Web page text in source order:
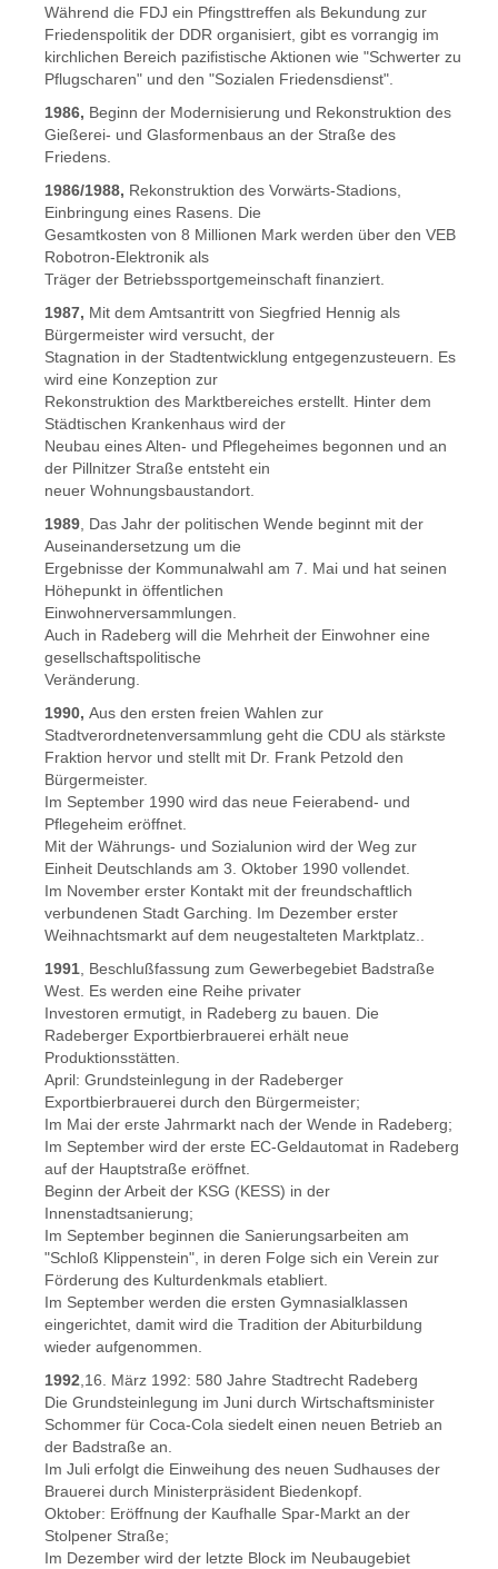
Während die FDJ ein Pfingsttreffen als Bekundung zur
Friedenspolitik der DDR organisiert, gibt es vorrangig im
kirchlichen Bereich pazifistische Aktionen wie "Schwerter zu
Pflugscharen" und den "Sozialen Friedensdienst".
1986, Beginn der Modernisierung und Rekonstruktion des
Gießerei- und Glasformenbaus an der Straße des
Friedens.
1986/1988, Rekonstruktion des Vorwärts-Stadions,
Einbringung eines Rasens. Die
Gesamtkosten von 8 Millionen Mark werden über den VEB
Robotron-Elektronik als
Träger der Betriebssportgemeinschaft finanziert.
1987, Mit dem Amtsantritt von Siegfried Hennig als
Bürgermeister wird versucht, der
Stagnation in der Stadtentwicklung entgegenzusteuern. Es
wird eine Konzeption zur
Rekonstruktion des Marktbereiches erstellt. Hinter dem
Städtischen Krankenhaus wird der
Neubau eines Alten- und Pflegeheimes begonnen und an
der Pillnitzer Straße entsteht ein
neuer Wohnungsbaustandort.
1989 , Das Jahr der politischen Wende beginnt mit der
Auseinandersetzung um die
Ergebnisse der Kommunalwahl am 7. Mai und hat seinen
Höhepunkt in öffentlichen
Einwohnerversammlungen.
Auch in Radeberg will die Mehrheit der Einwohner eine
gesellschaftspolitische
Veränderung.
1990, Aus den ersten freien Wahlen zur
Stadtverordnetenversammlung geht die CDU als stärkste
Fraktion hervor und stellt mit Dr. Frank Petzold den
Bürgermeister.
Im September 1990 wird das neue Feierabend- und
Pflegeheim eröffnet.
Mit der Währungs- und Sozialunion wird der Weg zur
Einheit Deutschlands am 3. Oktober 1990 vollendet.
Im November erster Kontakt mit der freundschaftlich
verbundenen Stadt Garching. Im Dezember erster
Weihnachtsmarkt auf dem neugestalteten Marktplatz..
1991 , Beschlußfassung zum Gewerbegebiet Badstraße
West. Es werden eine Reihe privater
Investoren ermutigt, in Radeberg zu bauen. Die
Radeberger Exportbierbrauerei erhält neue
Produktionsstätten.
April: Grundsteinlegung in der Radeberger
Exportbierbrauerei durch den Bürgermeister;
Im Mai der erste Jahrmarkt nach der Wende in Radeberg;
Im September wird der erste EC-Geldautomat in Radeberg
auf der Hauptstraße eröffnet.
Beginn der Arbeit der KSG (KESS) in der
Innenstadtsanierung;
Im September beginnen die Sanierungsarbeiten am
"Schloß Klippenstein", in deren Folge sich ein Verein zur
Förderung des Kulturdenkmals etabliert.
Im September werden die ersten Gymnasialklassen
eingerichtet, damit wird die Tradition der Abiturbildung
wieder aufgenommen.
1992 ,16. März 1992: 580 Jahre Stadtrecht Radeberg
Die Grundsteinlegung im Juni durch Wirtschaftsminister
Schommer für Coca-Cola siedelt einen neuen Betrieb an
der Badstraße an.
Im Juli erfolgt die Einweihung des neuen Sudhauses der
Brauerei durch Ministerpräsident Biedenkopf.
Oktober: Eröffnung der Kaufhalle Spar-Markt an der
Stolpener Straße;
Im Dezember wird der letzte Block im Neubaugebiet